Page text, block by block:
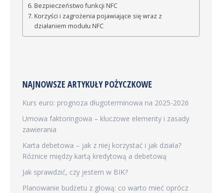
Bezpieczeństwo funkcji NFC
Korzyści i zagrożenia pojawiające się wraz z
działaniem modułu NFC
NAJNOWSZE ARTYKUŁY POŻYCZKOWE
Kurs euro: prognoza długoterminowa na 2025-2026
Umowa faktoringowa – kluczowe elementy i zasady
zawierania
Karta debetowa – jak z niej korzystać i jak działa?
Różnice między kartą kredytową a debetową
Jak sprawdzić, czy jestem w BIK?
Planowanie budżetu z głową: co warto mieć oprócz